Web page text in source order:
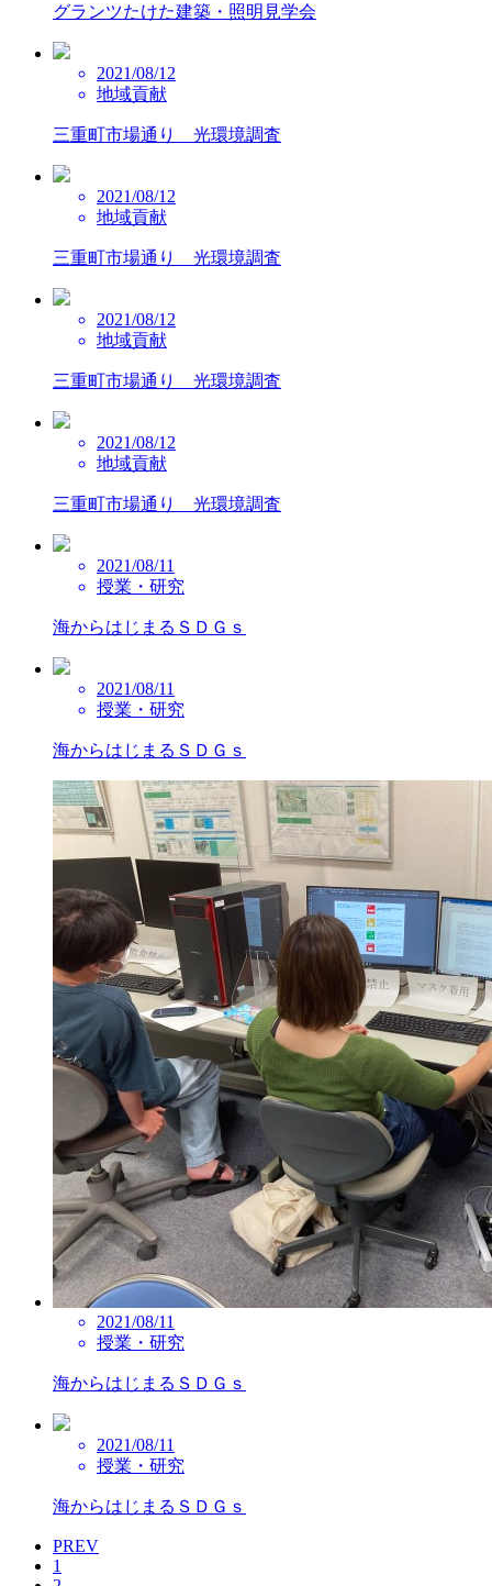
グランツたけた建築・照明見学会
2021/08/12
地域貢献
三重町市場通り 光環境調査
2021/08/12
地域貢献
三重町市場通り 光環境調査
2021/08/12
地域貢献
三重町市場通り 光環境調査
2021/08/12
地域貢献
三重町市場通り 光環境調査
2021/08/11
授業・研究
海からはじまるＳＤＧｓ
2021/08/11
授業・研究
海からはじまるＳＤＧｓ
2021/08/11
授業・研究
海からはじまるＳＤＧｓ
2021/08/11
授業・研究
海からはじまるＳＤＧｓ
PREV
1